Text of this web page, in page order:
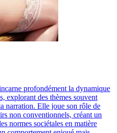
profondément la dynamique
explorant des thèmes souvent
narration. Elle joue son rôle de
non conventionnels, créant un
normes sociétales en matière